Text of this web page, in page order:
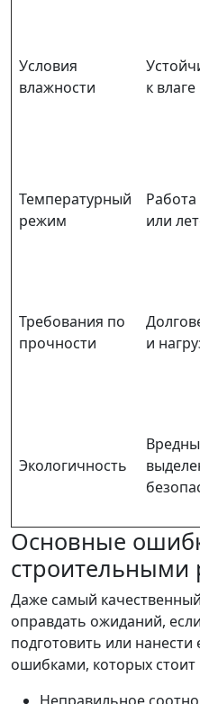
Условия
влажности
к влаге
Температурный
режим
или
Требования по
прочности
и
Экологичность
Основные
строительными
Даже самый
оправдать ожиданий,
подготовить или
ошибками, которых стоит